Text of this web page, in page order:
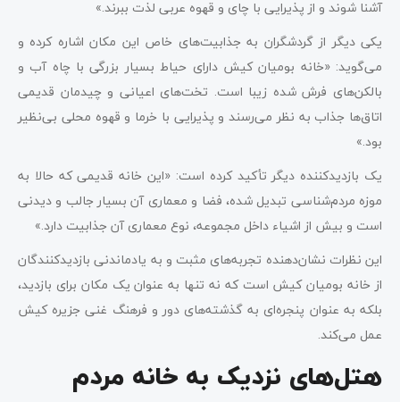
آشنا شوند و از پذیرایی با چای و قهوه عربی لذت ببرند.»
یکی دیگر از گردشگران به جذابیت‌های خاص این مکان اشاره کرده و
می‌گوید: «خانه بومیان کیش دارای حیاط بسیار بزرگی با چاه آب و
بالکن‌های فرش شده زیبا است. تخت‌های اعیانی و چیدمان قدیمی
اتاق‌ها جذاب به نظر می‌رسند و پذیرایی با خرما و قهوه محلی بی‌نظیر
بود.»
یک بازدیدکننده دیگر تأکید کرده است: «این خانه قدیمی که حالا به
موزه مردم‌شناسی تبدیل شده، فضا و معماری آن بسیار جالب و دیدنی
است و بیش از اشیاء داخل مجموعه، نوع معماری آن جذابیت دارد.»
این نظرات نشان‌دهنده تجربه‌های مثبت و به یادماندنی بازدیدکنندگان
از خانه بومیان کیش است که نه تنها به عنوان یک مکان برای بازدید،
بلکه به عنوان پنجره‌ای به گذشته‌های دور و فرهنگ غنی جزیره کیش
عمل می‌کند.
هتل‌های نزدیک به خانه مردم